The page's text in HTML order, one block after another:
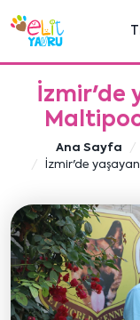
İzmir'de
Ana Sayfa
İzmir'de